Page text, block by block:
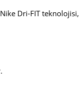
Dri-FIT